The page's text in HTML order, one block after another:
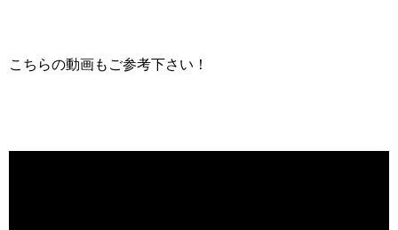
こちらの動画もご参考下さい！